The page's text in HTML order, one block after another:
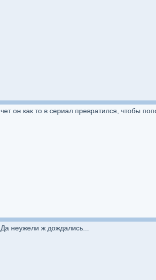
чет он как то в сериал превратился, чтобы
Да неужели ж дождались...